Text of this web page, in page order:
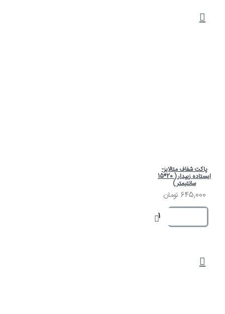
پاکت شفاف متالایز-
ایستاده زیپدار ( 20*15
سانتیمتر )
645,000 تومان